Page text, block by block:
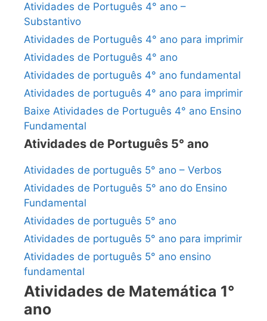
Atividades de Português 4° ano –
Substantivo
Atividades de Português 4° ano para imprimir
Atividades de Português 4° ano
Atividades de português 4° ano fundamental
Atividades de português 4° ano para imprimir
Baixe Atividades de Português 4° ano Ensino
Fundamental
Atividades de Português 5° ano
Atividades de português 5° ano – Verbos
Atividades de Português 5° ano do Ensino
Fundamental
Atividades de português 5° ano
Atividades de português 5° ano para imprimir
Atividades de português 5° ano ensino
fundamental
Atividades de Matemática 1°
ano